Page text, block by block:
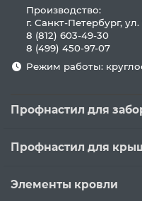
Производство:
г. Санкт-Петербург,
8 (812) 603-49-30
8 (499) 450-97-07
Режим работы:
Профнастил для
Профнастил для
Элементы кровли